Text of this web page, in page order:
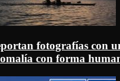
fotografías con
con forma